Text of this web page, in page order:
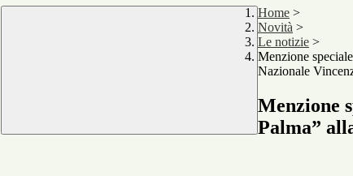
Home >
Novità >
Le notizie >
Menzione
Nazionale
Menzione
Palma”